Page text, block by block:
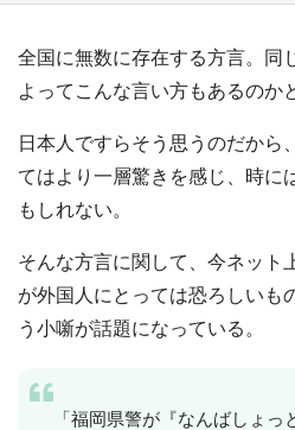
全国に無数に存在する方言。同
よってこんな言い方もあるのか
日本人ですらそう思うのだから
てはより一層驚きを感じ、時に
もしれない。
そんな方言に関して、今ネット
が外国人にとっては恐ろしいも
う小噺が話題になっている。
「福岡県警が『なんばしょ